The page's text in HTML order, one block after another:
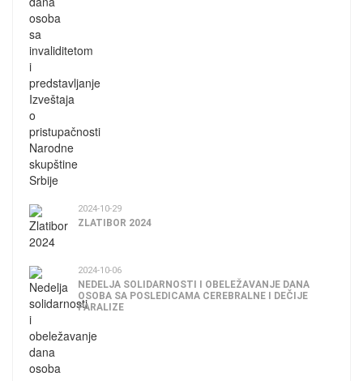
2024-10-29
ZLATIBOR 2024
2024-10-06
NEDELJA SOLIDARNOSTI I OBELEŽAVANJE DANA
OSOBA SA POSLEDICAMA CEREBRALNE I DEČIJE
PARALIZE